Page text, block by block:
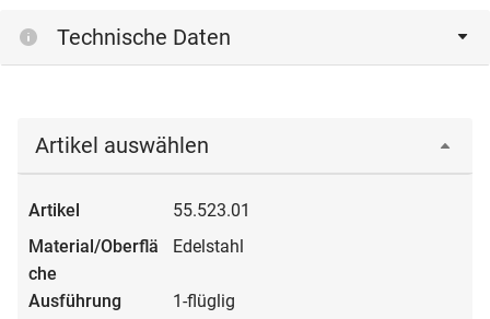
Technische Daten
Artikel auswählen
55.523.01
Edelstahl
1-flüglig